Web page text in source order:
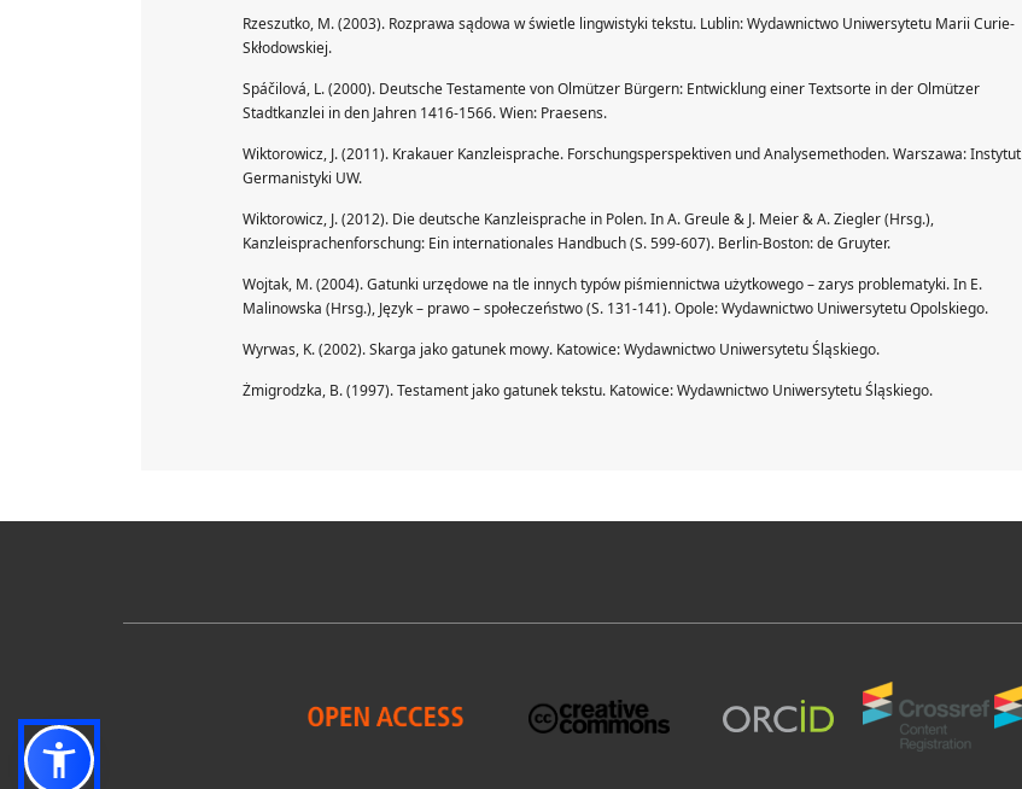
Rzeszutko, M. (2003). Rozprawa sądowa w świetle lingwistyki tekstu. Lublin: Wydawnictwo Uniwersytetu Marii Curie-
Skłodowskiej.
Spáčilová, L. (2000). Deutsche Testamente von Olmützer Bürgern: Entwicklung einer Textsorte in der Olmützer
Stadtkanzlei in den Jahren 1416-1566. Wien: Praesens.
Wiktorowicz, J. (2011). Krakauer Kanzleisprache. Forschungsperspektiven und Analysemethoden. Warszawa: Instytut
Germanistyki UW.
Wiktorowicz, J. (2012). Die deutsche Kanzleisprache in Polen. In A. Greule & J. Meier & A. Ziegler (Hrsg.),
Kanzleisprachenforschung: Ein internationales Handbuch (S. 599-607). Berlin-Boston: de Gruyter.
Wojtak, M. (2004). Gatunki urzędowe na tle innych typów piśmiennictwa użytkowego – zarys problematyki. In E.
Malinowska (Hrsg.), Język – prawo – społeczeństwo (S. 131-141). Opole: Wydawnictwo Uniwersytetu Opolskiego.
Wyrwas, K. (2002). Skarga jako gatunek mowy. Katowice: Wydawnictwo Uniwersytetu Śląskiego.
Żmigrodzka, B. (1997). Testament jako gatunek tekstu. Katowice: Wydawnictwo Uniwersytetu Śląskiego.